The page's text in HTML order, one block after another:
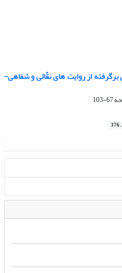
از روایت های نقّالی و شفاهی-
67-103